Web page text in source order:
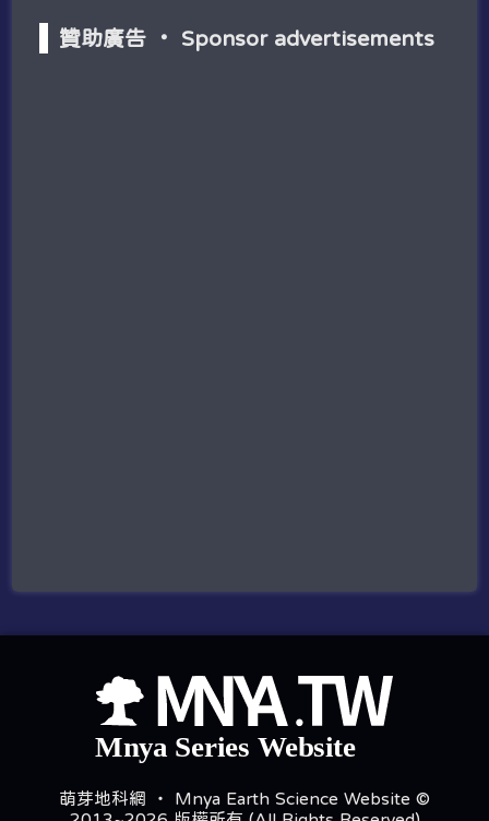
贊助廣告 ‧ Sponsor advertisements
萌芽地科網 ‧ Mnya Earth Science Website ©